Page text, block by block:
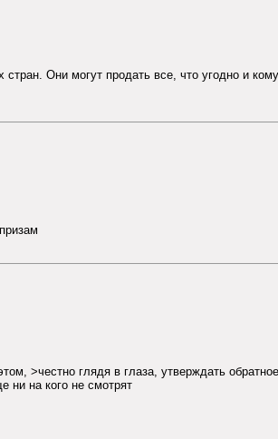
Они могут продать все, что угодно и
>честно глядя в глаза, утверждать обратное.
ни на кого не смотрят